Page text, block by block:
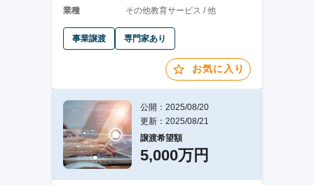
業種
その他教育サービス / 他
事業譲渡 専門家あり
お気に入り
公開：2025/08/20
更新：2025/08/21
譲渡希望額
5,000万円